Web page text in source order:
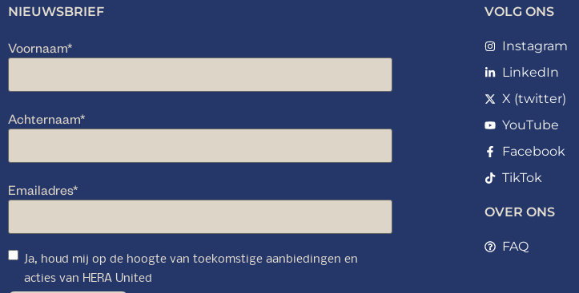
NIEUWSBRIEF
Voornaam*
Achternaam*
Emailadres*
Ja, houd mij op de hoogte van toekomstige aanbiedingen en
acties van HERA United
VOLG ONS
Instagram
LinkedIn
X (twitter)
YouTube
Facebook
TikTok
OVER ONS
FAQ